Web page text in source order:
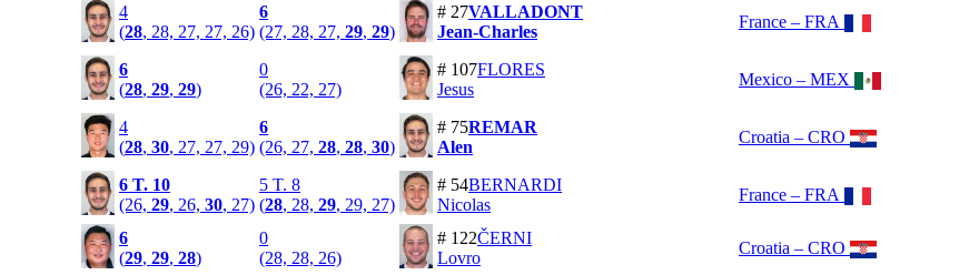
4
(28, 28, 27, 27, 26)
6
(27, 28, 27, 29, 29)
# 27VALLADONT
Jean-Charles
France – FRA
6
(28, 29, 29)
0
(26, 22, 27)
# 107FLORES
Jesus
Mexico – MEX
4
(28, 30, 27, 27, 29)
6
(26, 27, 28, 28, 30)
# 75REMAR
Alen
Croatia – CRO
6 T. 10
(26, 29, 26, 30, 27)
5 T. 8
(28, 28, 29, 29, 27)
# 54BERNARDI
Nicolas
France – FRA
6
(29, 29, 28)
0
(28, 28, 26)
# 122ČERNI
Lovro
Croatia – CRO